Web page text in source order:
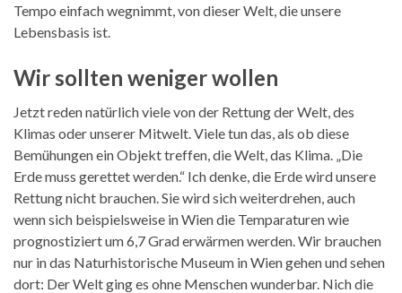
Tempo einfach wegnimmt, von dieser Welt, die unsere
Lebensbasis ist.
Wir sollten weniger wollen
Jetzt reden natürlich viele von der Rettung der Welt, des
Klimas oder unserer Mitwelt. Viele tun das, als ob diese
Bemühungen ein Objekt treffen, die Welt, das Klima. „Die
Erde muss gerettet werden.“ Ich denke, die Erde wird unsere
Rettung nicht brauchen. Sie wird sich weiterdrehen, auch
wenn sich beispielsweise in Wien die Temparaturen wie
prognostiziert um 6,7 Grad erwärmen werden. Wir brauchen
nur in das Naturhistorische Museum in Wien gehen und sehen
dort: Der Welt ging es ohne Menschen wunderbar. Nich die